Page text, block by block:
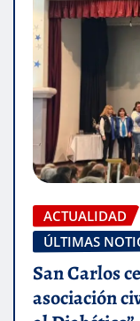
ACTUALIDAD
ÚLTIMAS
San Carlos
asociación